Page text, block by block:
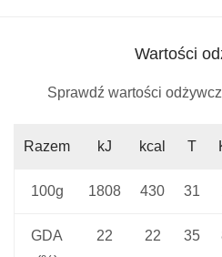
Wartości
Sprawdź wartości
Razem kJ kcal T
100g 1808 430 31
GDA
22 22 35